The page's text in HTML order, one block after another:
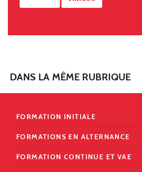
DANS LA MÊME RUBRIQUE
FORMATION INITIALE
FORMATIONS EN ALTERNANCE
FORMATION CONTINUE ET VAE